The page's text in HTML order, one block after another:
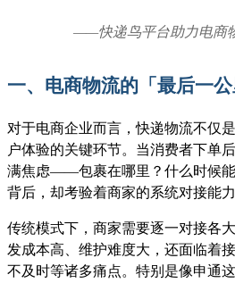
——快递鸟平台助力电商
一、电商物流的「最后一
对于电商企业而言，快递物流不仅
户体验的关键环节。当消费者下单
满焦虑——包裹在哪里？什么时候
背后，却考验着商家的系统对接能力
传统模式下，商家需要逐一对接各
发成本高、维护难度大，还面临着
不及时等诸多痛点。特别是像申通